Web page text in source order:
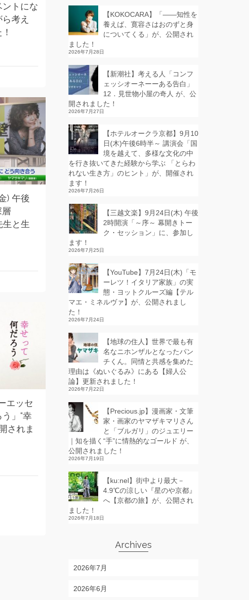
トにな
考え
) 午後
と生
エッセ
」“幸
されま
【KOKOCARA】「——知性を
養えば、寛容さはおのずと身
についてくる」が、公開され
ました！
2026年7月28日
【新潮社】考える人「コンフ
ェッシオーネーーある告白」
12．見世物小屋の奇人 が、公
開されました！
2026年7月27日
【ホテルオークラ京都】9月10
日(木)午後6時半～ 講演会「国
境を越えて、多様な文化の中
を行き抜いてきた経験から学ぶ 「とらわ
れない生き方」のヒント」が、開催され
ます！
2026年7月26日
【三越文楽】9月24日(木) 午後
2時開演「～序～ 幕開きトー
ク・セッション」に、参加し
ます！
2026年7月25日
【YouTube】7月24日(木)「モ
ーレツ！イタリア家族」の実
態・ヨットクルーズ編【テル
マエ・ミネルヴァ】が、公開されまし
た！
2026年7月24日
【地球の住人】世界で最も有
名なニホンザルとなったパン
チくん。同情と共感を集めた
理由は《ぬいぐるみ》にある【婦人公
論】更新されました！
2026年7月22日
【Precious.jp】漫画家・文筆
家・画家のヤマザキマリさん
と「ブルガリ」のジュエリー
｜知を描く“手”に情熱的なゴールド が、
公開されました！
2026年7月19日
【ku:nel】街中より最大－
4.9℃の涼しい『星のや京都』
へ【京都の旅】が、公開され
ました！
2026年7月18日
Archives
2026年7月
2026年6月